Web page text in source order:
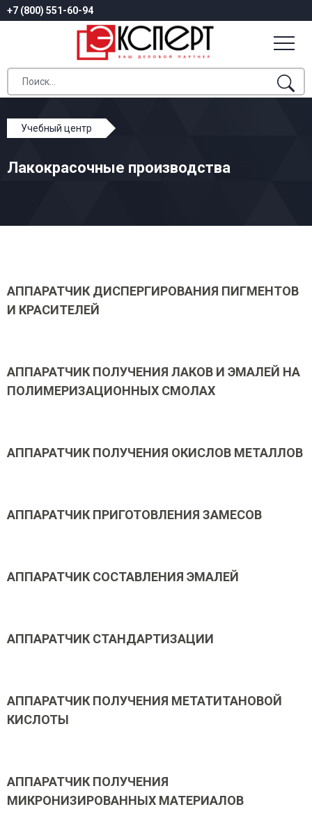
+7 (800) 551-60-94
Учебный центр
Лакокрасочные производства
Лакокрасочные производства
АППАРАТЧИК ДИСПЕРГИРОВАНИЯ ПИГМЕНТОВ
И КРАСИТЕЛЕЙ
АППАРАТЧИК ПОЛУЧЕНИЯ ЛАКОВ И ЭМАЛЕЙ НА
ПОЛИМЕРИЗАЦИОННЫХ СМОЛАХ
АППАРАТЧИК ПОЛУЧЕНИЯ ОКИСЛОВ МЕТАЛЛОВ
АППАРАТЧИК ПРИГОТОВЛЕНИЯ ЗАМЕСОВ
АППАРАТЧИК СОСТАВЛЕНИЯ ЭМАЛЕЙ
АППАРАТЧИК СТАНДАРТИЗАЦИИ
АППАРАТЧИК ПОЛУЧЕНИЯ МЕТАТИТАНОВОЙ
КИСЛОТЫ
АППАРАТЧИК ПОЛУЧЕНИЯ
МИКРОНИЗИРОВАННЫХ МАТЕРИАЛОВ